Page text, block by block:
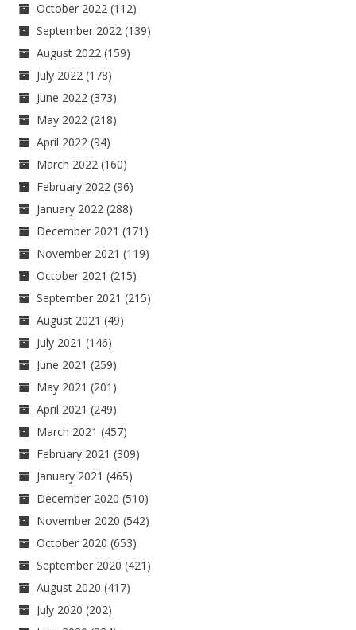
October 2022 (112)
September 2022 (139)
August 2022 (159)
July 2022 (178)
June 2022 (373)
May 2022 (218)
April 2022 (94)
March 2022 (160)
February 2022 (96)
January 2022 (288)
December 2021 (171)
November 2021 (119)
October 2021 (215)
September 2021 (215)
August 2021 (49)
July 2021 (146)
June 2021 (259)
May 2021 (201)
April 2021 (249)
March 2021 (457)
February 2021 (309)
January 2021 (465)
December 2020 (510)
November 2020 (542)
October 2020 (653)
September 2020 (421)
August 2020 (417)
July 2020 (202)